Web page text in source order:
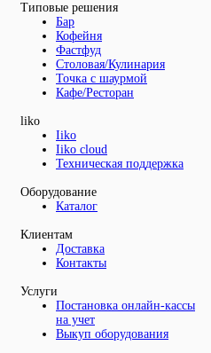
Типовые решения
Бар
Кофейня
Фастфуд
Столовая/Кулинария
Точка с шаурмой
Кафе/Ресторан
liko
Iiko
Iiko cloud
Техническая поддержка
Оборудование
Каталог
Клиентам
Доставка
Контакты
Услуги
Постановка онлайн-кассы
на учет
Выкуп оборудования